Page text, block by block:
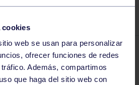
cookies
web se usan para personalizar
ofrecer funciones de redes
Además, compartimos
que haga del sitio web con
prensa 14 ABR 2016